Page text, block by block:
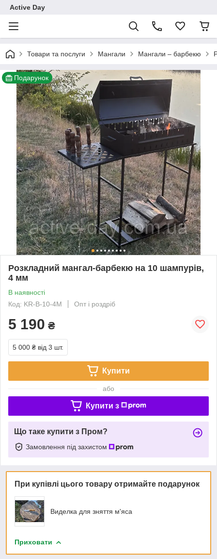
Active Day
Товари та послуги Мангали Мангали – барбекю
Подарунок
Розкладний мангал-барбекю на 10 шампурів,
4 мм
В наявності
Код: KR-B-10-4M
Опт і роздріб
5 190 ₴
5 000 ₴ від 3 шт.
Купити
або
Купити з
Що таке купити з Пром?
Замовлення під захистом
При купівлі цього товару отримайте подарунок
Виделка для зняття м'яса
Приховати